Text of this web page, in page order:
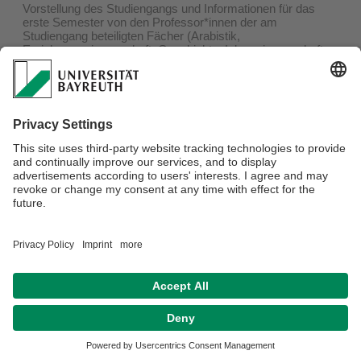
Vorstellung des Studiengangs und Informationen für das
erste Semester von den Professor*innen der am
Studiengang beteiligten Fächer (Arabistik,
Erziehungswissenschaft, Geschichte, Islamwissenschaft,
Linguistik, Religionswissenschaft, Sozial- und
Kulturanthropologie, Soziologie)
Montag 14. Oktober 12 - 14 Uhr im S8/GW II
Datenschutzerklärung Impressum Hausordnung Sitemap
Barrierefreiheitserklärung